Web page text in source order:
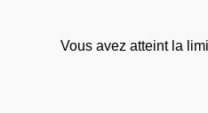
Vous avez atteint la